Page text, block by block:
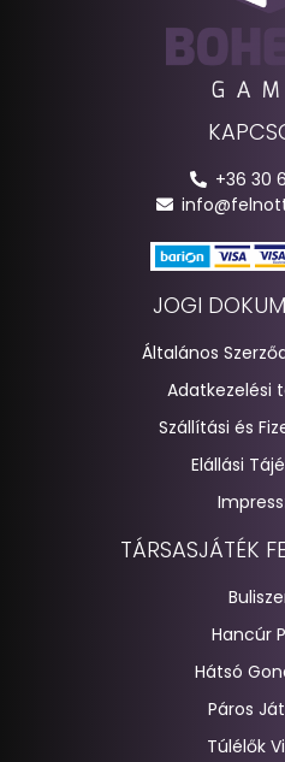
+36 30
JOGI
Általános
Adatkezelési
Szállítási és
Elállási
TÁRSASJÁTÉK
Hancúr
Hátsó
Páros
Túlélők